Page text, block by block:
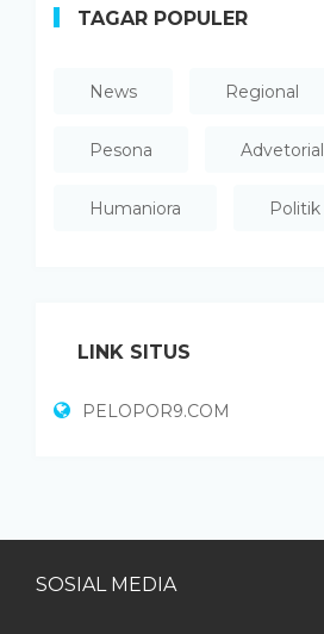
TAGAR POPULER
News Regional
Pesona Advetorial
Humaniora Politik
LINK SITUS
PELOPOR9.COM
SOSIAL MEDIA